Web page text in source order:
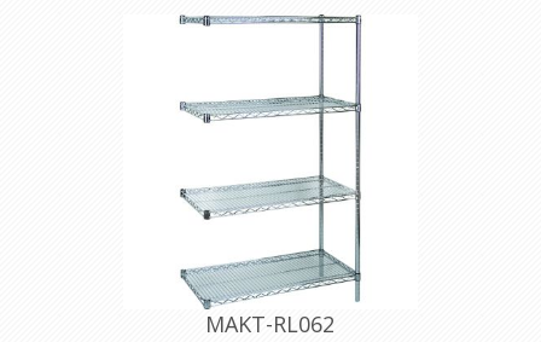
MAKT-RL062